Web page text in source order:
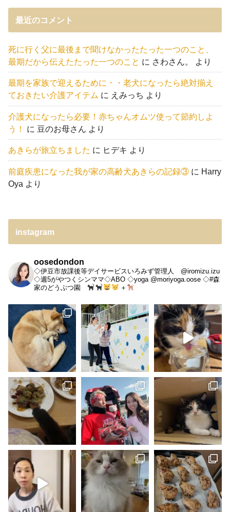
最近のコメント
死に行く父に最後まで聞けなかったたった一つのこと、
最期だから伝えたたった一つのこと に さわさん。 より
最期を家族で迎えるために・・老犬になったら絶対揃え
ておきたい介護アイテム に えみっち より
介護犬になったら必要！赤ちゃんオムツ使って節約しよ
う！
に 豆のお母さん より
あきらが旅立ちました に ヒデキ より
前庭疾患になった我が家の高齢犬あきらの記録③ に Harry
Oya より
instagram
oosedondon
◇伊豆市放課後等デイサービスいろみず管理人 @iromizu.izu
◇週5がやつくシンママ◇ABO ◇yoga @moriyoga.oose ◇#森
家のどうぶつ園
＋